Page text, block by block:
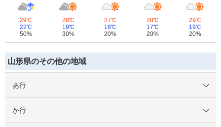
29℃
22℃
50%
28℃
19℃
30%
27℃
18℃
20%
28℃
17℃
20%
29℃
19℃
20%
山形県のその他の地域
あ行
か行